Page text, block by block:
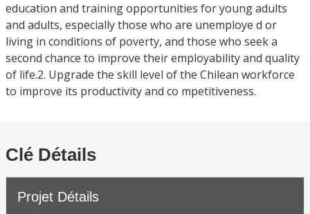
education and training opportunities for young adults
and adults, especially those who are unemploye d or
living in conditions of poverty, and those who seek a
second chance to improve their employability and quality
of life.2. Upgrade the skill level of the Chilean workforce
to improve its productivity and co mpetitiveness.
Clé Détails
Projet Détails